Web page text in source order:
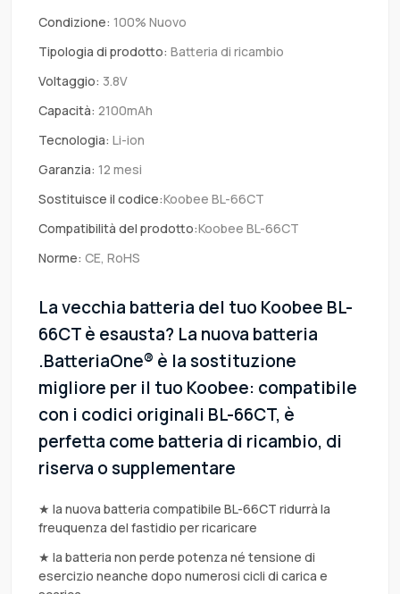
Condizione: 100% Nuovo
Tipologia di prodotto: Batteria di ricambio
Voltaggio: 3.8V
Capacità: 2100mAh
Tecnologia: Li-ion
Garanzia: 12 mesi
Sostituisce il codice:Koobee BL-66CT
Compatibilità del prodotto:Koobee BL-66CT
Norme: CE, RoHS
La vecchia batteria del tuo Koobee BL-
66CT è esausta? La nuova batteria
.BatteriaOne® è la sostituzione
migliore per il tuo Koobee: compatibile
con i codici originali BL-66CT, è
perfetta come batteria di ricambio, di
riserva o supplementare
★ la nuova batteria compatibile BL-66CT ridurrà la
freuquenza del fastidio per ricaricare
★ la batteria non perde potenza né tensione di
esercizio neanche dopo numerosi cicli di carica e